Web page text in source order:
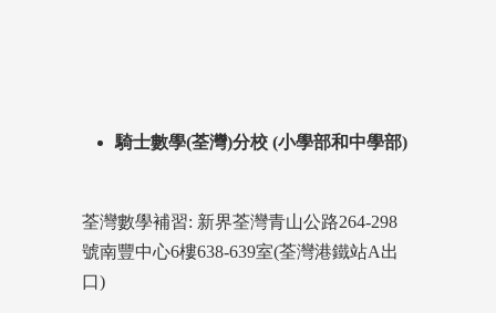
騎士數學(荃灣)分校 (小學部和中學部)
荃灣數學補習: 新界荃灣青山公路264-298
號南豐中心6樓638-639室(荃灣港鐵站A出
口)